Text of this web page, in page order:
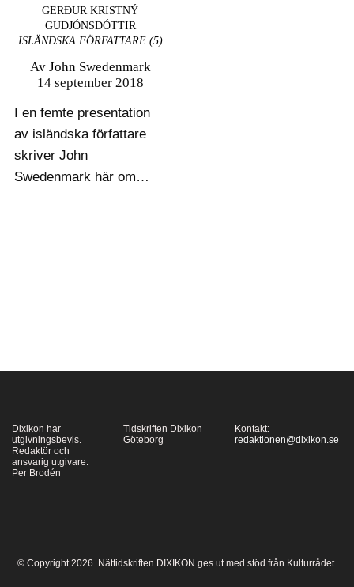
GERÐUR KRISTNÝ
GUÐJÓNSDÓTTIR
ISLÄNDSKA FÖRFATTARE (5)
Av John Swedenmark
14 september 2018
I en femte presentation
av isländska författare
skriver John
Swedenmark här om
roman, Smartís, om en
extra…
Dixikon har
utgivningsbevis.
Redaktör och
ansvarig utgivare:
Per Brodén
Tidskriften Dixikon
Göteborg
Kontakt:
redaktionen@dixikon.se
© Copyright 2026. Nättidskriften DIXIKON ges ut med stöd från Kulturrådet.